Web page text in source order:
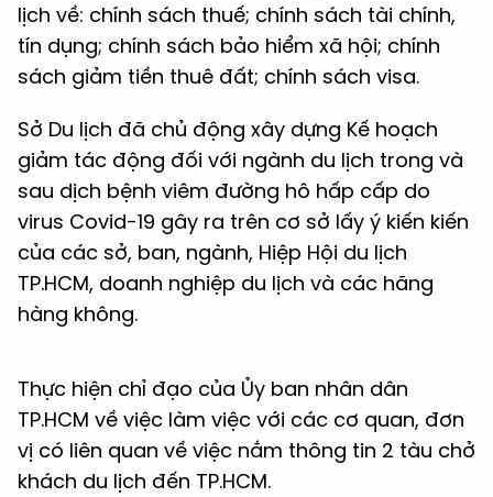
lịch về: chính sách thuế; chính sách tài chính,
tín dụng; chính sách bảo hiểm xã hội; chính
sách giảm tiền thuê đất; chính sách visa.
Sở Du lịch đã chủ động xây dựng Kế hoạch
giảm tác động đối với ngành du lịch trong và
sau dịch bệnh viêm đường hô hấp cấp do
virus Covid-19 gây ra trên cơ sở lấy ý kiến kiến
của các sở, ban, ngành, Hiệp Hội du lịch
TP.HCM, doanh nghiệp du lịch và các hãng
hàng không.
Thực hiện chỉ đạo của Ủy ban nhân dân
TP.HCM về việc làm việc với các cơ quan, đơn
vị có liên quan về việc nắm thông tin 2 tàu chở
khách du lịch đến TP.HCM.